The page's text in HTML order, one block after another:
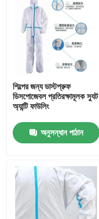
পণ্য
আমাদের সম্পর্কে
শিল্পের জন্য ডাস্টপ্রুফ
ডিসপোজেবল প্রতিরক্ষামূলক স্যুট
অ্যান্টি ফাউলিং
অনুসন্ধান পাঠান